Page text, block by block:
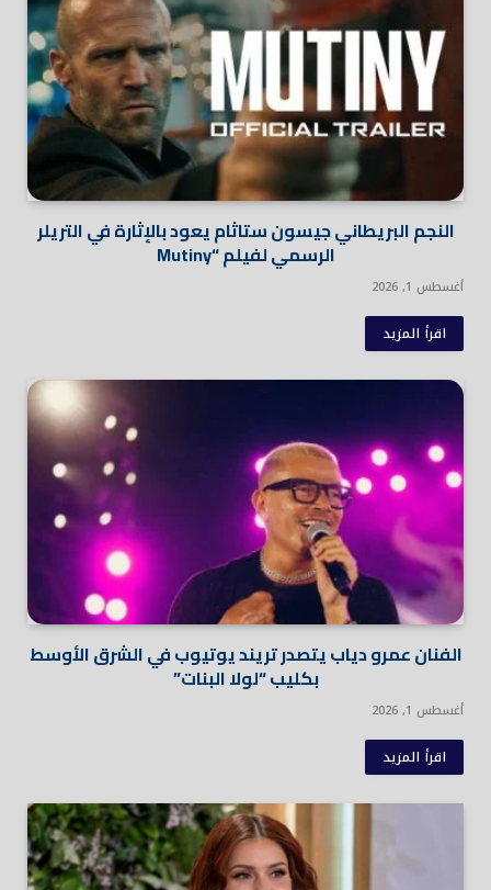
النجم البريطاني جيسون ستاثام يعود بالإثارة في التريلر
الرسمي لفيلم “Mutiny
أغسطس 1, 2026
اقرأ المزيد
الفنان عمرو دياب يتصدر تريند يوتيوب في الشرق الأوسط
بكليب “لولا البنات”
أغسطس 1, 2026
اقرأ المزيد